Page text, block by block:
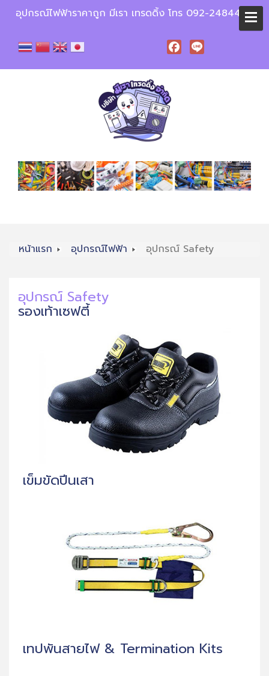
อุปกรณ์ไฟฟ้าราคาถูก มีเรา เทรดดิ้ง โทร 092-2484448
หน้าแรก อุปกรณ์ไฟฟ้า อุปกรณ์ Safety
อุปกรณ์ Safety
รองเท้าเซฟตี้
เข็มขัดปีนเสา
เทปพันสายไฟ & Termination Kits